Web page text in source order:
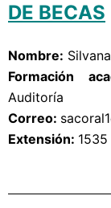
DE BECAS
Nombre:
Formación
Auditoría
Correo: sacoral1
Extensión: 1535